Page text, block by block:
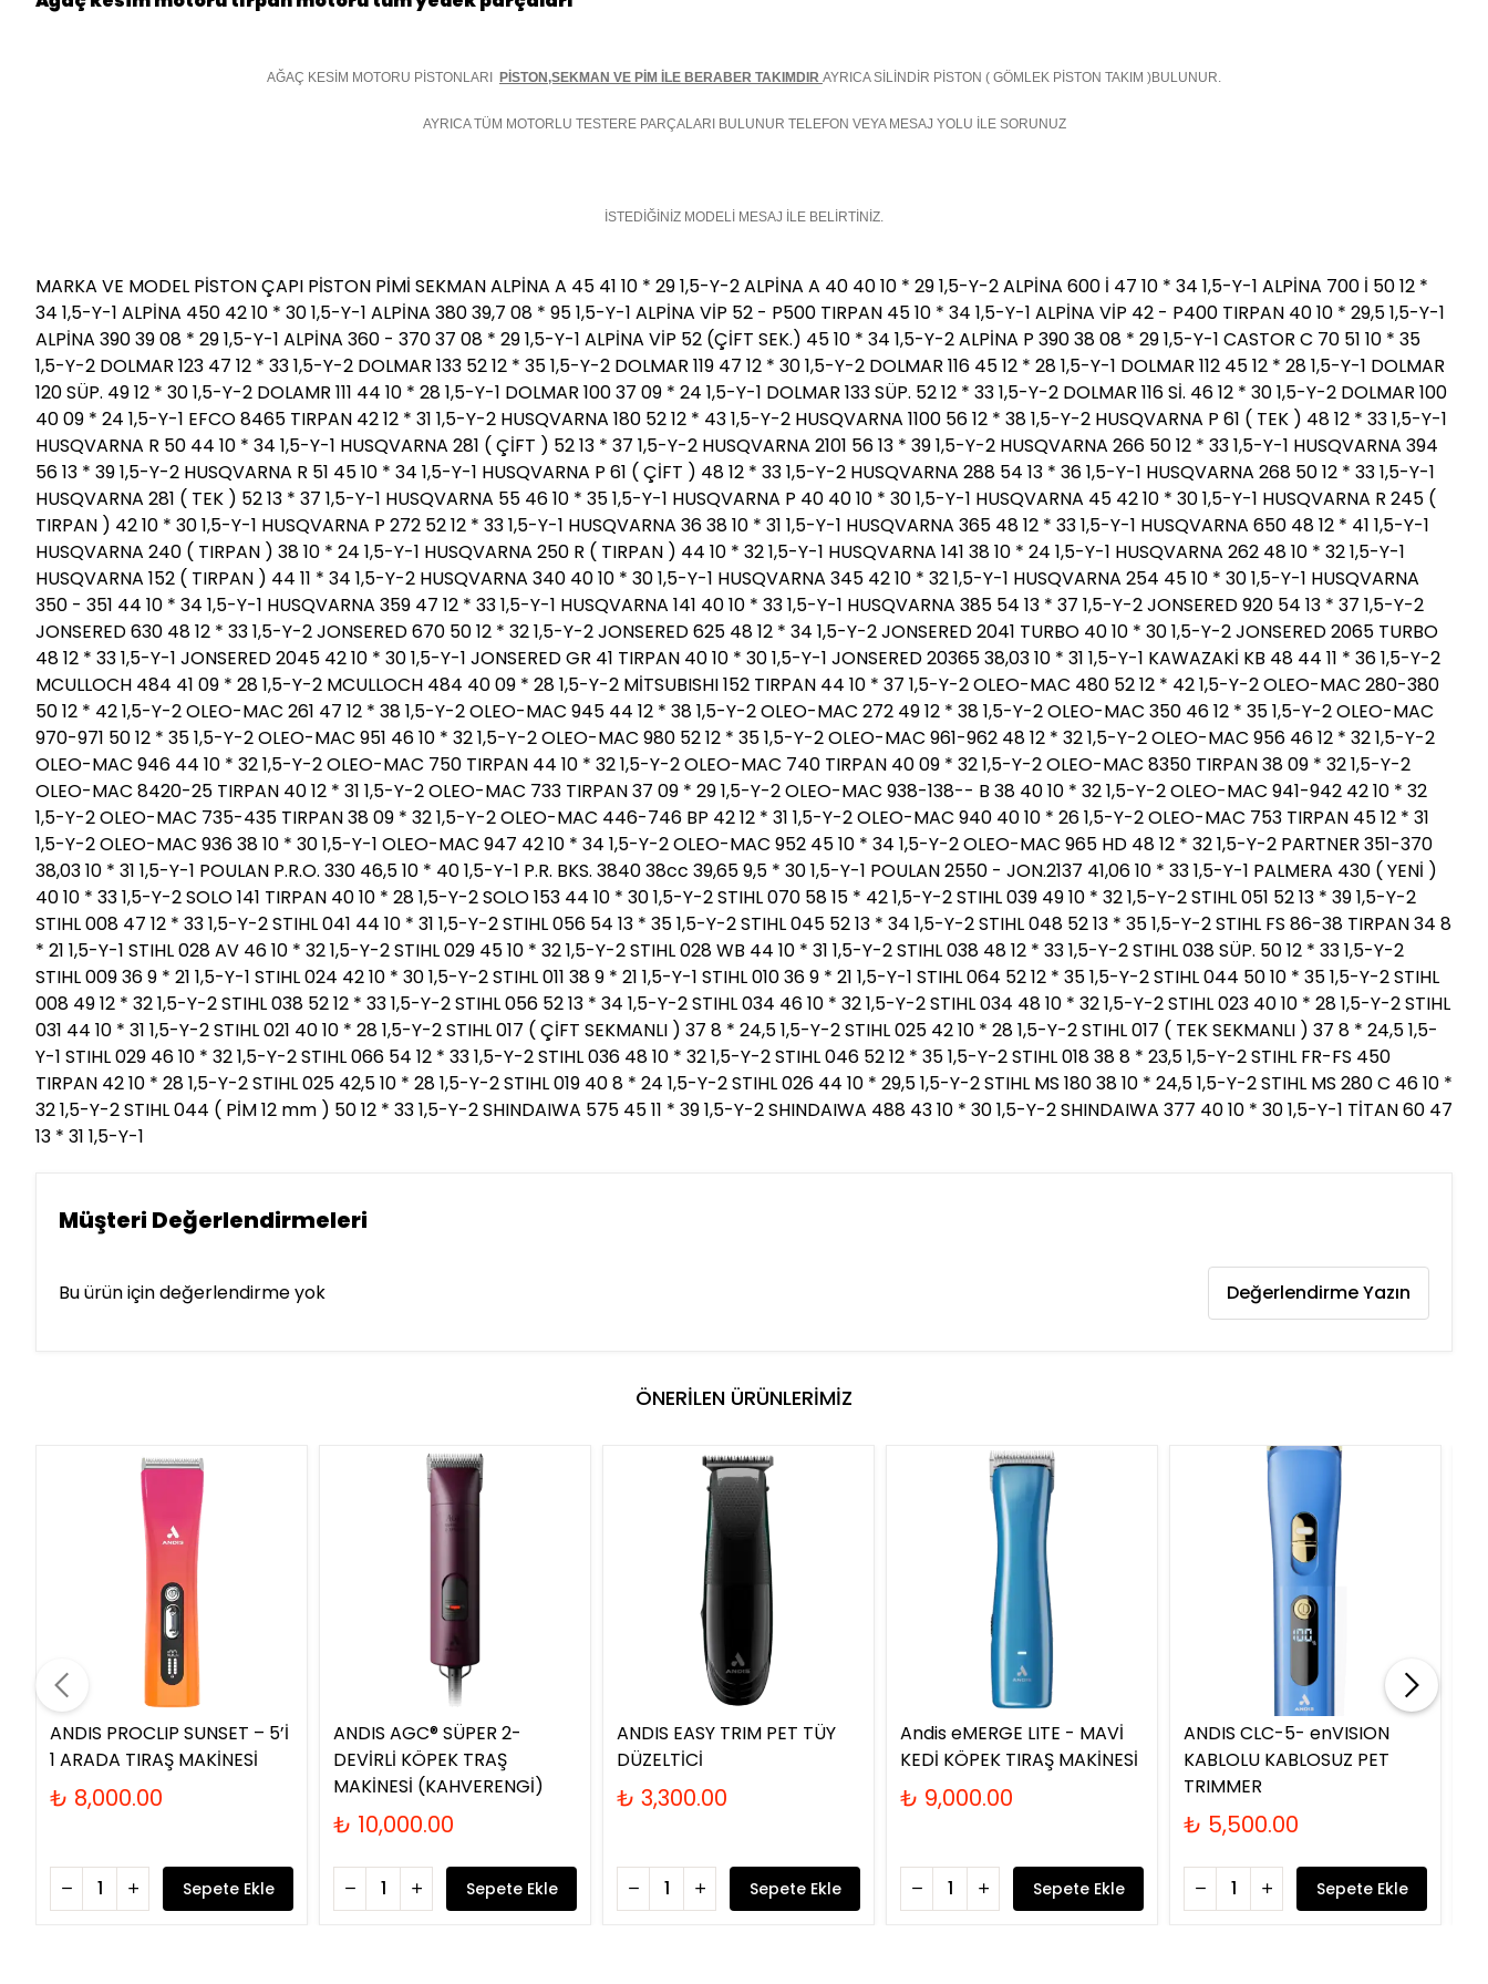
AĞAÇ KESİM MOTORU PİSTONLARI PİSTON,SEKMAN VE PİM İLE BERABER TAKIMDIR AYRICA SİLİNDİR PİSTON ( GÖMLEK PİSTON TAKIM )BULUNUR.
AYRICA TÜM MOTORLU TESTERE PARÇALARI BULUNUR TELEFON VEYA MESAJ YOLU İLE SORUNUZ
İSTEDİĞİNİZ MODELİ MESAJ İLE BELİRTİNİZ.
MARKA VE MODEL PİSTON ÇAPI PİSTON PİMİ SEKMAN ALPİNA A 45 41 10 * 29 1,5-Y-2 ALPİNA A 40 40 10 * 29 1,5-Y-2 ALPİNA 600 İ 47 10 * 34 1,5-Y-1 ALPİNA 700 İ 50 12 *
34 1,5-Y-1 ALPİNA 450 42 10 * 30 1,5-Y-1 ALPİNA 380 39,7 08 * 95 1,5-Y-1 ALPİNA VİP 52 - P500 TIRPAN 45 10 * 34 1,5-Y-1 ALPİNA VİP 42 - P400 TIRPAN 40 10 * 29,5 1,5-Y-1
ALPİNA 390 39 08 * 29 1,5-Y-1 ALPİNA 360 - 370 37 08 * 29 1,5-Y-1 ALPİNA VİP 52 (ÇİFT SEK.) 45 10 * 34 1,5-Y-2 ALPİNA P 390 38 08 * 29 1,5-Y-1 CASTOR C 70 51 10 * 35
1,5-Y-2 DOLMAR 123 47 12 * 33 1,5-Y-2 DOLMAR 133 52 12 * 35 1,5-Y-2 DOLMAR 119 47 12 * 30 1,5-Y-2 DOLMAR 116 45 12 * 28 1,5-Y-1 DOLMAR 112 45 12 * 28 1,5-Y-1 DOLMAR
120 SÜP. 49 12 * 30 1,5-Y-2 DOLAMR 111 44 10 * 28 1,5-Y-1 DOLMAR 100 37 09 * 24 1,5-Y-1 DOLMAR 133 SÜP. 52 12 * 33 1,5-Y-2 DOLMAR 116 Sİ. 46 12 * 30 1,5-Y-2 DOLMAR 100
40 09 * 24 1,5-Y-1 EFCO 8465 TIRPAN 42 12 * 31 1,5-Y-2 HUSQVARNA 180 52 12 * 43 1,5-Y-2 HUSQVARNA 1100 56 12 * 38 1,5-Y-2 HUSQVARNA P 61 ( TEK ) 48 12 * 33 1,5-Y-1
HUSQVARNA R 50 44 10 * 34 1,5-Y-1 HUSQVARNA 281 ( ÇİFT ) 52 13 * 37 1,5-Y-2 HUSQVARNA 2101 56 13 * 39 1,5-Y-2 HUSQVARNA 266 50 12 * 33 1,5-Y-1 HUSQVARNA 394
56 13 * 39 1,5-Y-2 HUSQVARNA R 51 45 10 * 34 1,5-Y-1 HUSQVARNA P 61 ( ÇİFT ) 48 12 * 33 1,5-Y-2 HUSQVARNA 288 54 13 * 36 1,5-Y-1 HUSQVARNA 268 50 12 * 33 1,5-Y-1
HUSQVARNA 281 ( TEK ) 52 13 * 37 1,5-Y-1 HUSQVARNA 55 46 10 * 35 1,5-Y-1 HUSQVARNA P 40 40 10 * 30 1,5-Y-1 HUSQVARNA 45 42 10 * 30 1,5-Y-1 HUSQVARNA R 245 (
TIRPAN ) 42 10 * 30 1,5-Y-1 HUSQVARNA P 272 52 12 * 33 1,5-Y-1 HUSQVARNA 36 38 10 * 31 1,5-Y-1 HUSQVARNA 365 48 12 * 33 1,5-Y-1 HUSQVARNA 650 48 12 * 41 1,5-Y-1
HUSQVARNA 240 ( TIRPAN ) 38 10 * 24 1,5-Y-1 HUSQVARNA 250 R ( TIRPAN ) 44 10 * 32 1,5-Y-1 HUSQVARNA 141 38 10 * 24 1,5-Y-1 HUSQVARNA 262 48 10 * 32 1,5-Y-1
HUSQVARNA 152 ( TIRPAN ) 44 11 * 34 1,5-Y-2 HUSQVARNA 340 40 10 * 30 1,5-Y-1 HUSQVARNA 345 42 10 * 32 1,5-Y-1 HUSQVARNA 254 45 10 * 30 1,5-Y-1 HUSQVARNA
350 - 351 44 10 * 34 1,5-Y-1 HUSQVARNA 359 47 12 * 33 1,5-Y-1 HUSQVARNA 141 40 10 * 33 1,5-Y-1 HUSQVARNA 385 54 13 * 37 1,5-Y-2 JONSERED 920 54 13 * 37 1,5-Y-2
JONSERED 630 48 12 * 33 1,5-Y-2 JONSERED 670 50 12 * 32 1,5-Y-2 JONSERED 625 48 12 * 34 1,5-Y-2 JONSERED 2041 TURBO 40 10 * 30 1,5-Y-2 JONSERED 2065 TURBO
48 12 * 33 1,5-Y-1 JONSERED 2045 42 10 * 30 1,5-Y-1 JONSERED GR 41 TIRPAN 40 10 * 30 1,5-Y-1 JONSERED 20365 38,03 10 * 31 1,5-Y-1 KAWAZAKİ KB 48 44 11 * 36 1,5-Y-2
MCULLOCH 484 41 09 * 28 1,5-Y-2 MCULLOCH 484 40 09 * 28 1,5-Y-2 MİTSUBISHI 152 TIRPAN 44 10 * 37 1,5-Y-2 OLEO-MAC 480 52 12 * 42 1,5-Y-2 OLEO-MAC 280-380
50 12 * 42 1,5-Y-2 OLEO-MAC 261 47 12 * 38 1,5-Y-2 OLEO-MAC 945 44 12 * 38 1,5-Y-2 OLEO-MAC 272 49 12 * 38 1,5-Y-2 OLEO-MAC 350 46 12 * 35 1,5-Y-2 OLEO-MAC
970-971 50 12 * 35 1,5-Y-2 OLEO-MAC 951 46 10 * 32 1,5-Y-2 OLEO-MAC 980 52 12 * 35 1,5-Y-2 OLEO-MAC 961-962 48 12 * 32 1,5-Y-2 OLEO-MAC 956 46 12 * 32 1,5-Y-2
OLEO-MAC 946 44 10 * 32 1,5-Y-2 OLEO-MAC 750 TIRPAN 44 10 * 32 1,5-Y-2 OLEO-MAC 740 TIRPAN 40 09 * 32 1,5-Y-2 OLEO-MAC 8350 TIRPAN 38 09 * 32 1,5-Y-2
OLEO-MAC 8420-25 TIRPAN 40 12 * 31 1,5-Y-2 OLEO-MAC 733 TIRPAN 37 09 * 29 1,5-Y-2 OLEO-MAC 938-138-- B 38 40 10 * 32 1,5-Y-2 OLEO-MAC 941-942 42 10 * 32
1,5-Y-2 OLEO-MAC 735-435 TIRPAN 38 09 * 32 1,5-Y-2 OLEO-MAC 446-746 BP 42 12 * 31 1,5-Y-2 OLEO-MAC 940 40 10 * 26 1,5-Y-2 OLEO-MAC 753 TIRPAN 45 12 * 31
1,5-Y-2 OLEO-MAC 936 38 10 * 30 1,5-Y-1 OLEO-MAC 947 42 10 * 34 1,5-Y-2 OLEO-MAC 952 45 10 * 34 1,5-Y-2 OLEO-MAC 965 HD 48 12 * 32 1,5-Y-2 PARTNER 351-370
38,03 10 * 31 1,5-Y-1 POULAN P.R.O. 330 46,5 10 * 40 1,5-Y-1 P.R. BKS. 3840 38cc 39,65 9,5 * 30 1,5-Y-1 POULAN 2550 - JON.2137 41,06 10 * 33 1,5-Y-1 PALMERA 430 ( YENİ )
40 10 * 33 1,5-Y-2 SOLO 141 TIRPAN 40 10 * 28 1,5-Y-2 SOLO 153 44 10 * 30 1,5-Y-2 STIHL 070 58 15 * 42 1,5-Y-2 STIHL 039 49 10 * 32 1,5-Y-2 STIHL 051 52 13 * 39 1,5-Y-2
STIHL 008 47 12 * 33 1,5-Y-2 STIHL 041 44 10 * 31 1,5-Y-2 STIHL 056 54 13 * 35 1,5-Y-2 STIHL 045 52 13 * 34 1,5-Y-2 STIHL 048 52 13 * 35 1,5-Y-2 STIHL FS 86-38 TIRPAN 34 8
* 21 1,5-Y-1 STIHL 028 AV 46 10 * 32 1,5-Y-2 STIHL 029 45 10 * 32 1,5-Y-2 STIHL 028 WB 44 10 * 31 1,5-Y-2 STIHL 038 48 12 * 33 1,5-Y-2 STIHL 038 SÜP. 50 12 * 33 1,5-Y-2
STIHL 009 36 9 * 21 1,5-Y-1 STIHL 024 42 10 * 30 1,5-Y-2 STIHL 011 38 9 * 21 1,5-Y-1 STIHL 010 36 9 * 21 1,5-Y-1 STIHL 064 52 12 * 35 1,5-Y-2 STIHL 044 50 10 * 35 1,5-Y-2 STIHL
008 49 12 * 32 1,5-Y-2 STIHL 038 52 12 * 33 1,5-Y-2 STIHL 056 52 13 * 34 1,5-Y-2 STIHL 034 46 10 * 32 1,5-Y-2 STIHL 034 48 10 * 32 1,5-Y-2 STIHL 023 40 10 * 28 1,5-Y-2 STIHL
031 44 10 * 31 1,5-Y-2 STIHL 021 40 10 * 28 1,5-Y-2 STIHL 017 ( ÇİFT SEKMANLI ) 37 8 * 24,5 1,5-Y-2 STIHL 025 42 10 * 28 1,5-Y-2 STIHL 017 ( TEK SEKMANLI ) 37 8 * 24,5 1,5-
Y-1 STIHL 029 46 10 * 32 1,5-Y-2 STIHL 066 54 12 * 33 1,5-Y-2 STIHL 036 48 10 * 32 1,5-Y-2 STIHL 046 52 12 * 35 1,5-Y-2 STIHL 018 38 8 * 23,5 1,5-Y-2 STIHL FR-FS 450
TIRPAN 42 10 * 28 1,5-Y-2 STIHL 025 42,5 10 * 28 1,5-Y-2 STIHL 019 40 8 * 24 1,5-Y-2 STIHL 026 44 10 * 29,5 1,5-Y-2 STIHL MS 180 38 10 * 24,5 1,5-Y-2 STIHL MS 280 C 46 10 *
32 1,5-Y-2 STIHL 044 ( PİM 12 mm ) 50 12 * 33 1,5-Y-2 SHINDAIWA 575 45 11 * 39 1,5-Y-2 SHINDAIWA 488 43 10 * 30 1,5-Y-2 SHINDAIWA 377 40 10 * 30 1,5-Y-1 TİTAN 60 47
13 * 31 1,5-Y-1
Müşteri Değerlendirmeleri
Bu ürün için değerlendirme yok Değerlendirme Yazın
ÖNERİLEN ÜRÜNLERİMİZ
ANDIS PROCLIP SUNSET – 5’İ
1 ARADA TIRAŞ MAKİNESİ
₺ 8,000.00
Sepete Ekle
ANDIS AGC® SÜPER 2-
DEVİRLİ KÖPEK TRAŞ
MAKİNESİ (KAHVERENGİ)
₺ 10,000.00
Sepete Ekle
ANDIS EASY TRIM PET TÜY
DÜZELTİCİ
₺ 3,300.00
Sepete Ekle
Andis eMERGE LITE - MAVİ
KEDİ KÖPEK TIRAŞ MAKİNESİ
₺ 9,000.00
Sepete Ekle
ANDIS CLC-5- enVISION
KABLOLU KABLOSUZ PET
TRIMMER
₺ 5,500.00
Sepete Ekle